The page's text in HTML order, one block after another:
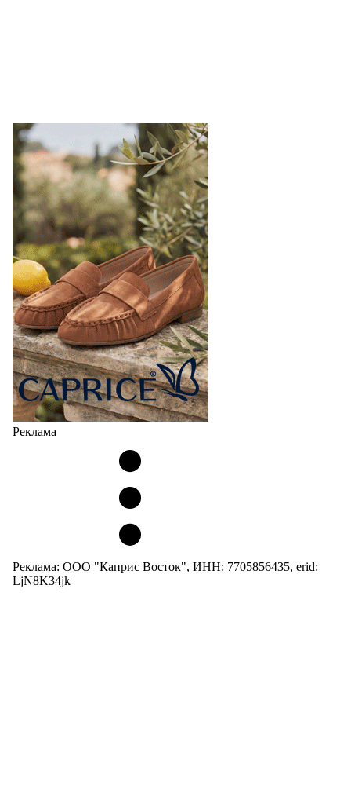
Реклама
Реклама: ООО "Каприс Восток", ИНН: 7705856435, erid:
LjN8K34jk